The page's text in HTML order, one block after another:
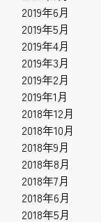
2019年6月
2019年5月
2019年4月
2019年3月
2019年2月
2019年1月
2018年12月
2018年10月
2018年9月
2018年8月
2018年7月
2018年6月
2018年5月